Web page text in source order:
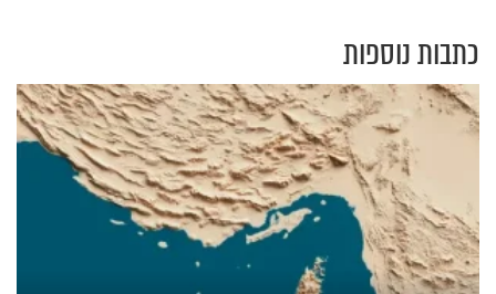
כתבות נוספות